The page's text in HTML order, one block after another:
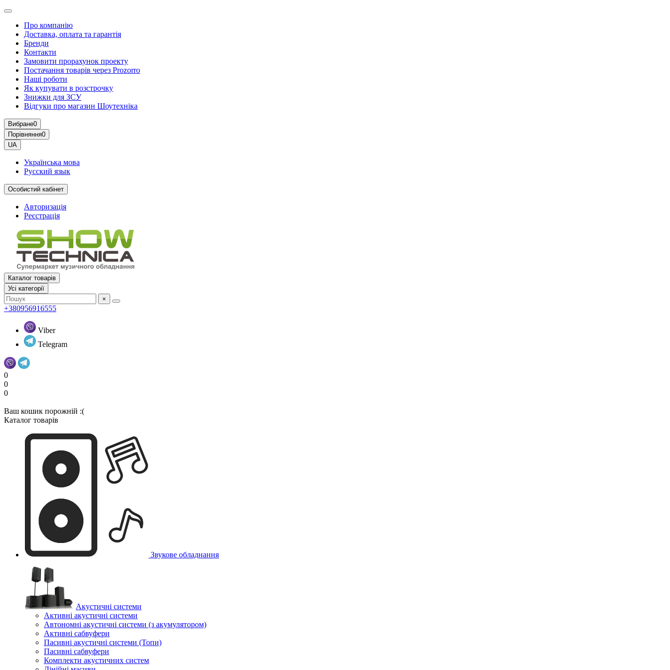
Про компанію
Доставка, оплата та гарантія
Бренди
Контакти
Замовити прорахунок проекту
Постачання товарів через Prozorro
Наші роботи
Як купувати в розстрочку
Знижки для ЗСУ
Відгуки про магазин Шоутехнiка
Вибране0
Порівняння0
UA
Українська мова
Русский язык
Особистий кабінет
Авторизація
Реєстрація
Каталог товарів
Усi категорії
×
+380956916555
Viber
Telegram
0
0
0
Ваш кошик порожній :(
Каталог товарів
Звукове обладнання
Акустичні системи
Активні акустичні системи
Автономні акустичні системи (з акумулятором)
Активні сабвуфери
Пасивні акустичні системи (Топи)
Пасивні сабвуфери
Комплекти акустичних систем